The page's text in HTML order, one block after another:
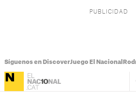
Síguenos en DiscoverJuego El Nacional